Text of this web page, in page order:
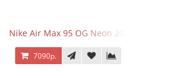
Nike Air Max 95 OG Neon 2025
7090р.